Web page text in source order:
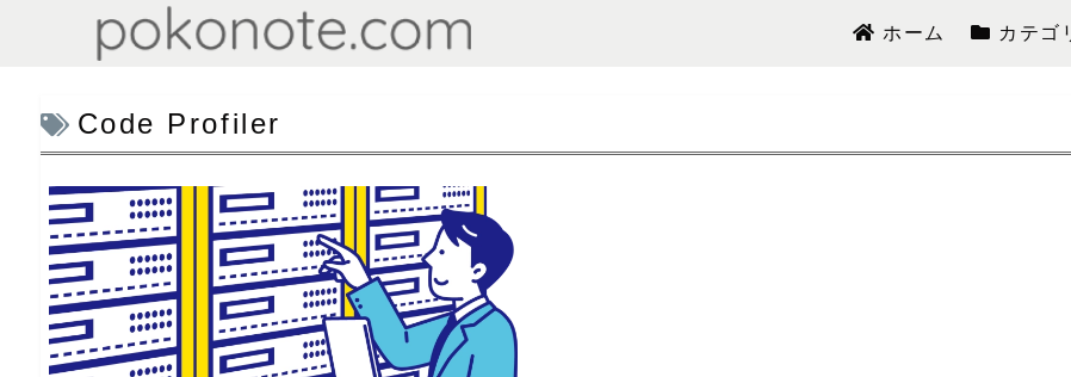
ホーム カテゴ
Code Profiler